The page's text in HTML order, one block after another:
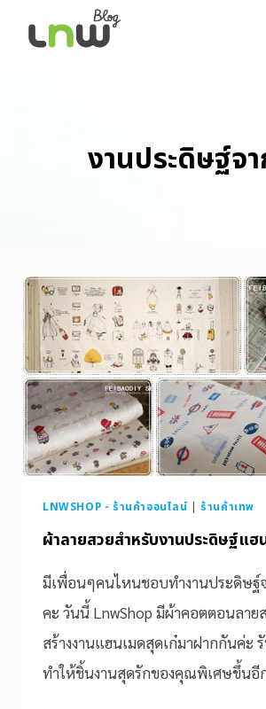
งานประดิษฐ์จ
LNWSHOP - ร้านค้าออนไลน์ | ร้านค้าเทพ
ผ้าลายสวยสำหรับงานประดิษฐ์แฮ
มีเพื่อนๆคนไหนชอบทำงานประดิษฐ์
คะ วันนี้ LnwShop มีผ้าคอตตอนลาย
สร้างงานแฮนเมดสุดเก๋มาฝากกันค่ะ
ทำให้ชิ้นงานสุดรักของคุณพิเศษขึ้นอี